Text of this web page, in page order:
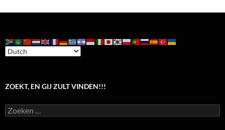
ZOEKT, EN GIJ ZULT VINDEN!!!
Zoeken
naar: